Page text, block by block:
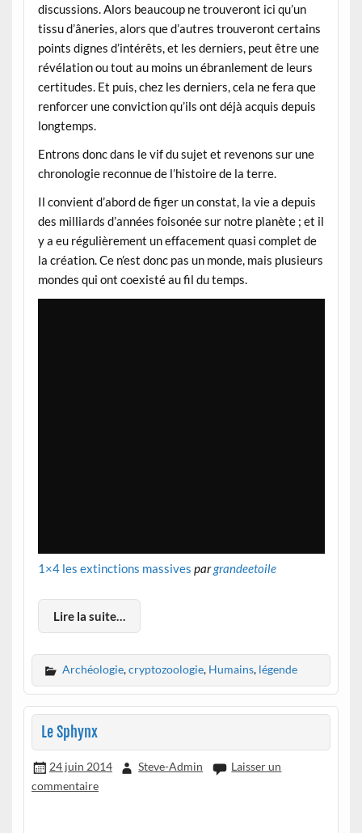
discussions. Alors beaucoup ne trouveront ici qu’un
tissu d’âneries, alors que d’autres trouveront certains
points dignes d’intérêts, et les derniers, peut être une
révélation ou tout au moins un ébranlement de leurs
certitudes. Et puis, chez les derniers, cela ne fera que
renforcer une conviction qu’ils ont déjà acquis depuis
longtemps.
Entrons donc dans le vif du sujet et revenons sur une
chronologie reconnue de l’histoire de la terre.
Il convient d’abord de figer un constat, la vie a depuis
des milliards d’années foisonée sur notre planète ; et il
y a eu régulièrement un effacement quasi complet de
la création. Ce n’est donc pas un monde, mais plusieurs
mondes qui ont coexisté au fil du temps.
1×4 les extinctions massives pargrandeetoile
Lire la suite…
Archéologie,cryptozoologie, Humains, légende
Le Sphynx
24 juin 2014 Steve-Admin
Laisser un
commentaire